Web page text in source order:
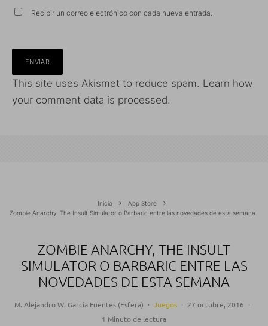
Recibir un correo electrónico con cada nueva entrada.
This site uses Akismet to reduce spam. Learn how
your comment data is processed.
Inicio
App Store
Zombie Anarchy, The Insult Simulator o Barbaric entre las novedades de esta semana
ZOMBIE ANARCHY, THE INSULT
SIMULATOR O BARBARIC ENTRE LAS
NOVEDADES DE ESTA SEMANA
M. Alejandro W. García Fuentes (Esfera) · Juegos · 27 octubre, 2016 ·
1 Minuto de lectura